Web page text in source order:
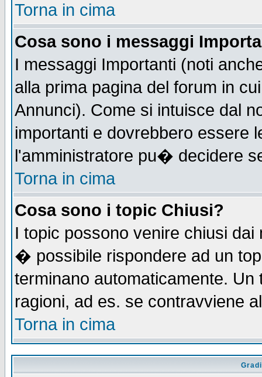
Torna in cima
Cosa sono i messaggi
I messaggi Importanti (noti
alla prima pagina del forum in
Annunci). Come si intuisce dal
importanti e dovrebbero essere
l'amministratore pu� decidere
Torna in cima
Cosa sono i topic Chiusi?
I topic possono venire chiusi
� possibile rispondere ad un
terminano automaticamente.
ragioni, ad es. se contravviene
Torna in cima